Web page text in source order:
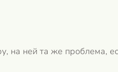
на ней та же проблема,